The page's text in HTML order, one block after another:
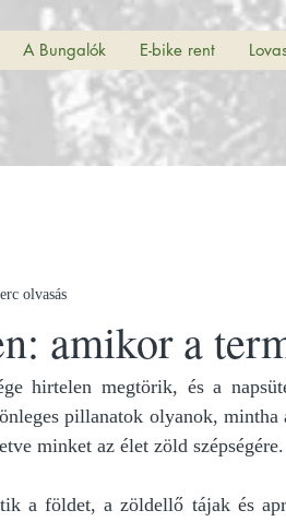
A Bungalók E-bike rent
amikor a
olvasás
hirtelen megtörik, és a
pillanatok olyanok, mintha
minket az élet zöld
a földet, a zöldellő tájak és